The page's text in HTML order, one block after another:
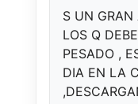
S UN
LOS Q
PESADO ,
DIA EN LA